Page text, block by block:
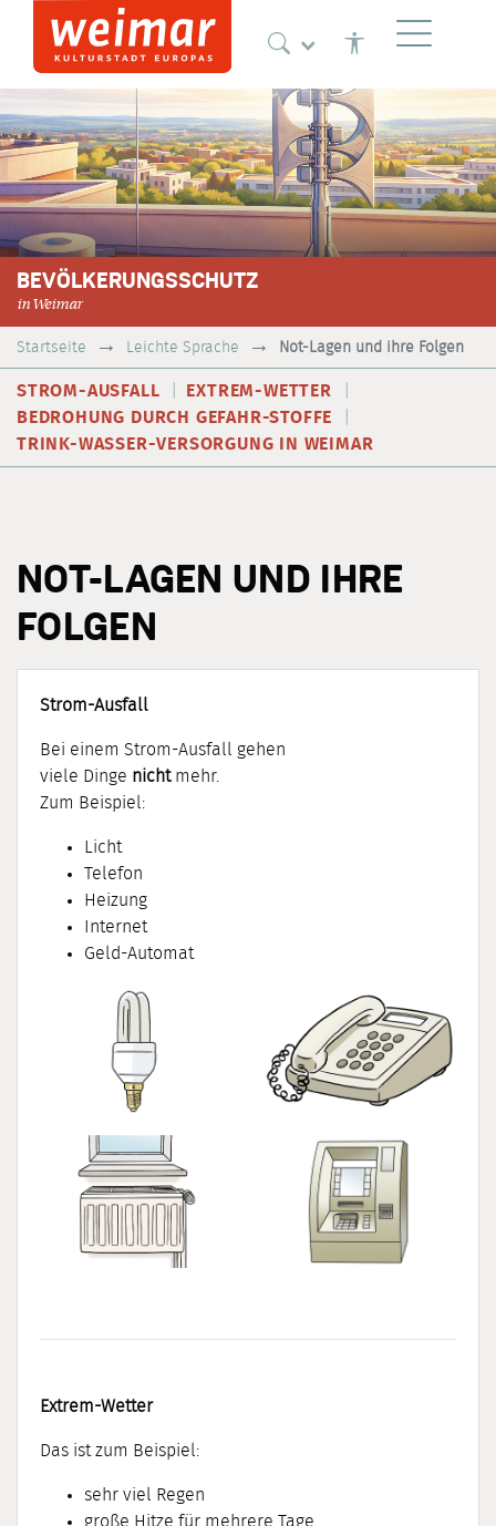
BEVÖLKERUNGSSCHUTZ
in Weimar
Startseite Leichte Sprache Not-Lagen und ihre Folgen
STROM-AUSFALL
EXTREM-WETTER
BEDROHUNG DURCH GEFAHR-STOFFE
TRINK-WASSER-VERSORGUNG IN WEIMAR
NOT-LAGEN UND IHRE
FOLGEN
Strom-Ausfall
Bei einem Strom-Ausfall gehen
viele Dinge nichtmehr.
Zum Beispiel:
Licht
Telefon
Heizung
Internet
Geld-Automat
Extrem-Wetter
Das ist zum Beispiel:
sehr viel Regen
große Hitze für mehrere Tage